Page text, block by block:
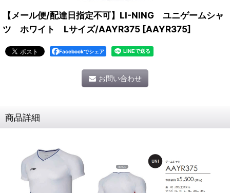
【メール便/配達日指定不可】LI-NING ユニゲームシャ
ツ ホワイト Lサイズ/AAYR375 [AAYR375]
Facebookでシェア
お問い合わせ
商品詳細